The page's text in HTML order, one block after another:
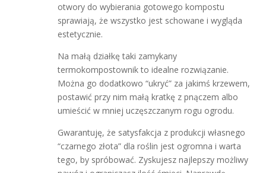
otwory do wybierania gotowego kompostu
sprawiają, że wszystko jest schowane i wygląda
estetycznie.
Na małą działkę taki zamykany
termokompostownik to idealne rozwiązanie.
Można go dodatkowo “ukryć” za jakimś krzewem,
postawić przy nim małą kratkę z pnączem albo
umieścić w mniej uczęszczanym rogu ogrodu.
Gwarantuję, że satysfakcja z produkcji własnego
“czarnego złota” dla roślin jest ogromna i warta
tego, by spróbować. Zyskujesz najlepszy możliwy